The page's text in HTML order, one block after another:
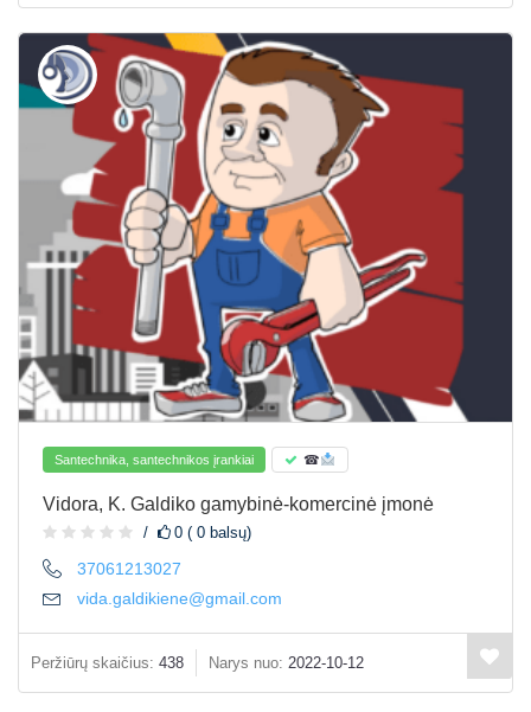
Santechnika, santechnikos įrankiai ☎
Vidora, K. Galdiko gamybinė-komercinė įmonė
0 ( 0 balsų)
37061213027
vida.galdikiene@gmail.com
Peržiūrų skaičius: 438 Narys nuo: 2022-10-12